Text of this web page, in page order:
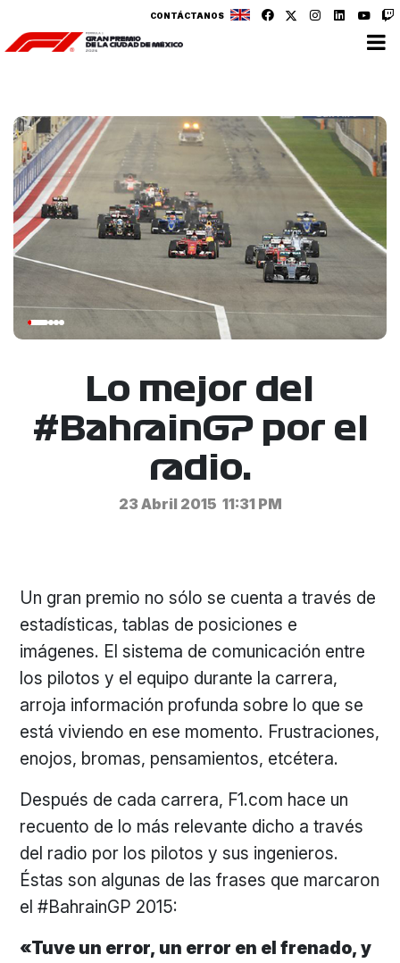
CONTÁCTANOS
Lo mejor del
#BahrainGP por el
radio.
23 Abril 2015 11:31 PM
Un gran premio no sólo se cuenta a través de
estadísticas, tablas de posiciones e
imágenes. El sistema de comunicación entre
los pilotos y el equipo durante la carrera,
arroja información profunda sobre lo que se
está viviendo en ese momento. Frustraciones,
enojos, bromas, pensamientos, etcétera.
Después de cada carrera, F1.com hace un
recuento de lo más relevante dicho a través
del radio por los pilotos y sus ingenieros.
Éstas son algunas de las frases que marcaron
el #BahrainGP 2015:
«Tuve un error, un error en el frenado, y